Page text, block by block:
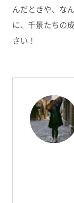
んだときや、な
に、千景たちの
さい！